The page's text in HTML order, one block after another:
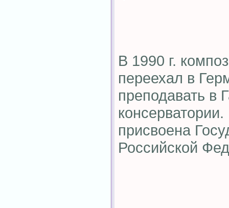
В 1990 г.
переехал в
преподавать в
присвоена
Российской